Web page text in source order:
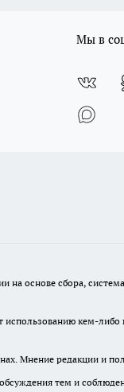
Мы в
основе сбора,
использованию кем-
Мнение редакции и
тем и